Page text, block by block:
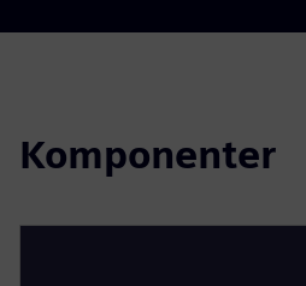
Komponenter